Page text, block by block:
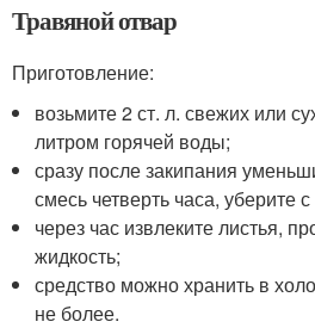
Травяной отвар
Приготовление:
возьмите 2 ст. л. свежих или
литром горячей воды;
сразу после закипания
смесь четверть часа, уберите
через час извлеките листья,
жидкость;
средство можно хранить в
не более.